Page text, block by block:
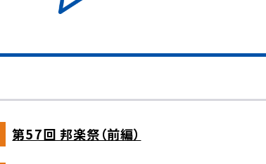
第57回 邦楽祭（前編）